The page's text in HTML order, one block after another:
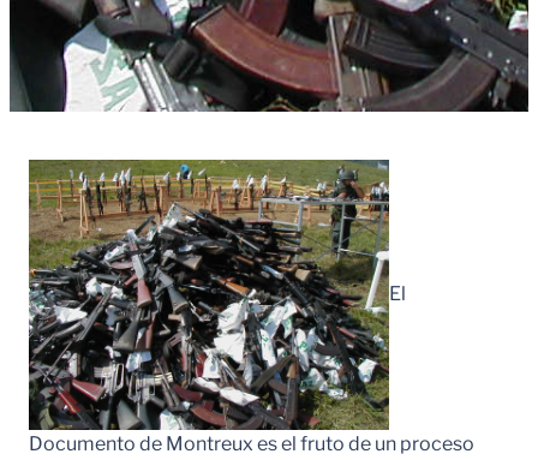
El
Documento de Montreux es el fruto de un proceso